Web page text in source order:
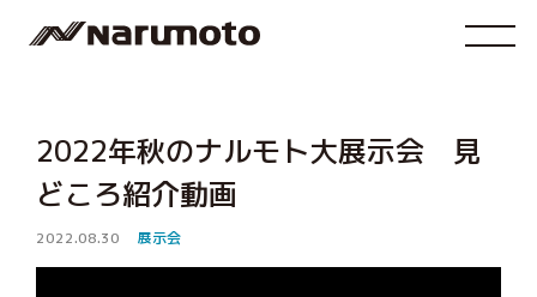
2022年秋のナルモト大展示会 見
どころ紹介動画
2022.08.30 展示会